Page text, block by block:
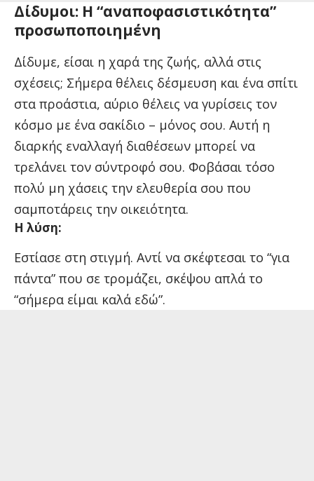
Δίδυμοι: Η “αναποφασιστικότητα”
προσωποποιημένη
Δίδυμε, είσαι η χαρά της ζωής, αλλά στις
σχέσεις; Σήμερα θέλεις δέσμευση και ένα σπίτι
στα προάστια, αύριο θέλεις να γυρίσεις τον
κόσμο με ένα σακίδιο – μόνος σου. Αυτή η
διαρκής εναλλαγή διαθέσεων μπορεί να
τρελάνει τον σύντροφό σου. Φοβάσαι τόσο
πολύ μη χάσεις την ελευθερία σου που
σαμποτάρεις την οικειότητα.
Η λύση:
Εστίασε στη στιγμή. Αντί να σκέφτεσαι το “για
πάντα” που σε τρομάζει, σκέψου απλά το
“σήμερα είμαι καλά εδώ”.